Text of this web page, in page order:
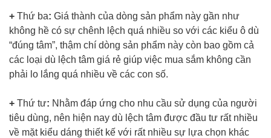
+ Thứ ba: Giá thành của dòng sản phẩm này gần như
không hề có sự chênh lệch quá nhiều so với các kiểu ô dù
“đúng tâm”, thậm chí dòng sản phẩm này còn bao gồm cả
các loại dù lệch tâm giá rẻ giúp việc mua sắm không cần
phải lo lắng quá nhiều về các con số.
+ Thứ tư: Nhằm đáp ứng cho nhu cầu sử dụng của người
tiêu dùng, nên hiện nay dù lệch tâm được đầu tư rất nhiều
về mặt kiểu dáng thiết kế với rất nhiều sự lựa chọn khác